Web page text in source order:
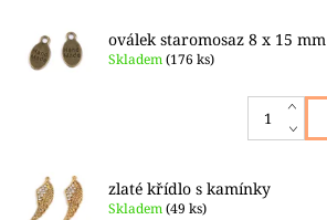
oválek staromosaz 8 x 15 mm
Skladem(176 ks)
zlaté křídlo s kamínky
Skladem(49 ks)